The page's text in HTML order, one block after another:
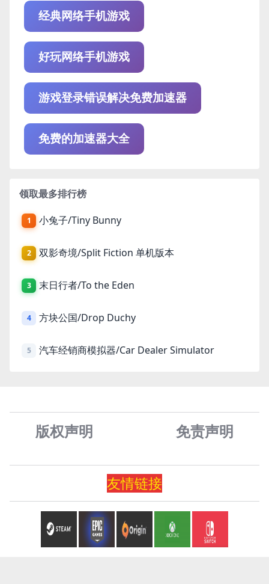
经典网络手机游戏
好玩网络手机游戏
游戏登录错误解决免费加速器
免费的加速器大全
领取最多排行榜
1 小兔子/Tiny Bunny
2 双影奇境/Split Fiction 单机版本
3 末日行者/To the Eden
4 方块公国/Drop Duchy
5 汽车经销商模拟器/Car Dealer Simulator
版权声明 免责声明
友情链接